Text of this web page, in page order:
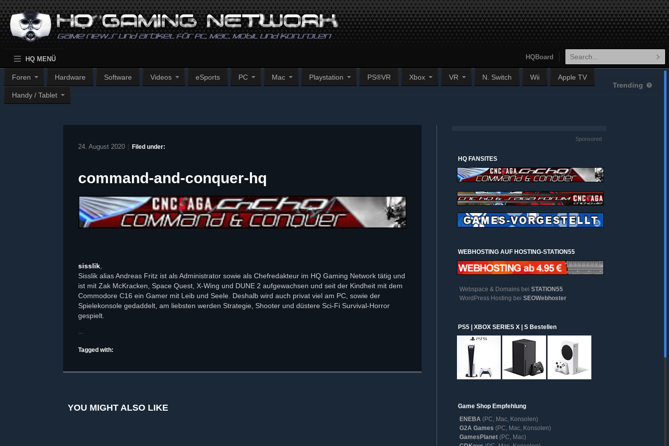
HQ MENÜ
Foren Hardware Software Videos eSports PC Mac Playstation PS®VR Xbox VR N. Switch Wii Apple TV
Handy / Tablet
HQBoard
Trending
24. August 2020 Filed under:
command-and-conquer-hq
sisslik,
Sisslik alias Andreas Fritz ist als Administrator sowie als Chefredakteur im HQ Gaming Network tätig und
ist mit Zak McKracken, Space Quest, X-Wing und DUNE 2 aufgewachsen und seit der Kindheit mit dem
Commodore C16 ein Gamer mit Leib und Seele. Deshalb wird auch privat viel am PC, sowie der
Spielekonsole gedaddelt, am liebsten werden Strategie, Shooter und düstere Sci-Fi Survival-Horror
gespielt.
Tagged with:
YOU MIGHT ALSO LIKE
Sponsored
HQ FANSITES
WEBHOSTING AUF HOSTING-STATION55
Webspace & Domains bei STATION55
WordPress Hosting bei SEOWebhoster
PS5 | XBOX SERIES X | S Bestellen
Game Shop Empfehlung
ENEBA (PC, Mac, Konsolen)
G2A Games (PC, Mac, Konsolen)
GamesPlanet(PC, Mac)